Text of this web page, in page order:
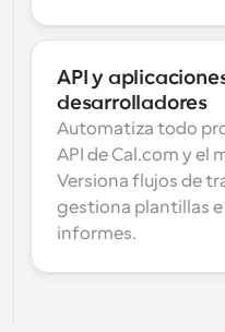
API y
desarrolladores
Automatiza todo
API de Cal.com y el
Versiona flujos de
gestiona plantillas
informes.